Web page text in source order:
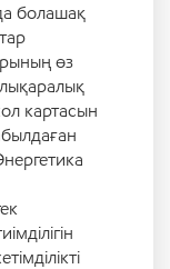
болашақ
өз
картасын